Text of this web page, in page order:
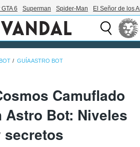
6 Superman Spider-Man El Señor de los
GUÍA ASTRO BOT
Camuflado
Astro Bot: Niveles
secretos